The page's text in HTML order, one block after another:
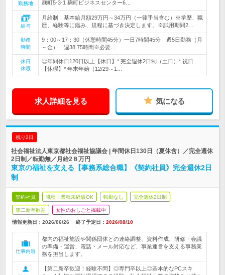
勤務地
麹町5-3-1 麹町ビジネスセンター6…
給与
月給制 基本給月額29万円～34万円（一律手当含む）※学歴、職
歴、経験等に鑑み、規程に基づき決定します。※試用期間2…
勤務
時間
9：00～17：30（休憩時間45分）一日7時間45分 週5日勤務（月
～金） 週38.75時間※必要…
休日
休暇
◎年間休日120日以上【休日】* 完全週休2日制（土日）* 祝日
【休暇】* 年末年始（12/29～1…
求人詳細を見る 気になる
残り2日
社会福祉法人東京都社会福祉協議会 | 年間休日130日（夏休含）／完全週休
2日制／転勤無／月給2８万円
東京の福祉を支える【事務系総合職】《契約社員》完全週休2日
制
契約社員 職種・業種未経験OK 転勤なし 完全週休2日制
第二新卒歓迎 女性のおしごと掲載中
情報更新日：2026/06/26 終了予定日： 2026/08/10
仕事内容
都内の福祉施設や関係団体との連絡調整、資料作成、研修・会議
の準備・運営、電話・メール対応など、事業運営を支える事務業
務を担当します。
【第二新卒歓迎！経験不問】◎専門卒以上◎基本的なPCスキ